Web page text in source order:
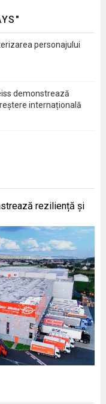
personajului
demonstrează
internațională
reziliență și